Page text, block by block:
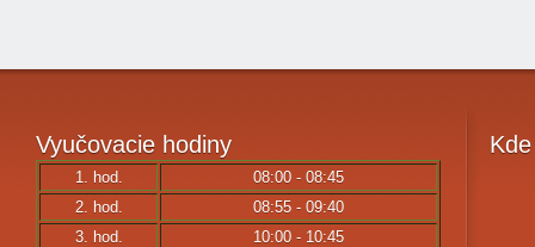
Vyučovacie hodiny
1. hod.
08:00 - 08:45
2. hod.
08:55 - 09:40
3. hod.
10:00 - 10:45
Kde